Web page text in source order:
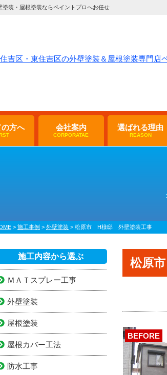
塗装・屋根塗装ならペイントプロへお任せ
方へ 会社案内
CORPORATAE
選ばれる理由
REASON
> 施工事例 > 外壁塗装 > 松原市 H様邸 外壁塗装工事
松原
BEFORE
施工内容から選ぶ
ＭＡＴスプレー工事
外壁塗装
屋根塗装
屋根カバー工法
防水工事